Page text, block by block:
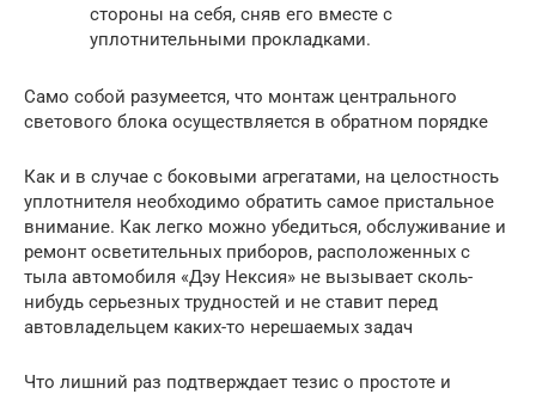
стороны на себя, сняв его вместе с
уплотнительными прокладками.
Само собой разумеется, что монтаж центрального
светового блока осуществляется в обратном порядке
Как и в случае с боковыми агрегатами, на целостность
уплотнителя необходимо обратить самое пристальное
внимание. Как легко можно убедиться, обслуживание и
ремонт осветительных приборов, расположенных с
тыла автомобиля «Дэу Нексия» не вызывает сколь-
нибудь серьезных трудностей и не ставит перед
автовладельцем каких-то нерешаемых задач
Что лишний раз подтверждает тезис о простоте и